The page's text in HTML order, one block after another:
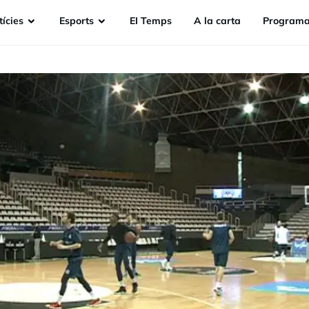
Esports EI Temps A la carta